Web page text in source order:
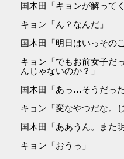
国木田「キョンが解って
キョン「ん？なんだ」
国木田「明日はいっその
キョン「でもお前女子だ
んじゃないのか？」
国木田「あっ…そうだっ
キョン「変なやつだな。
国木田「ああうん。また
キョン「おうっ」